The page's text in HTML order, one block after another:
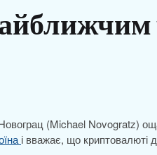
(Michael Novogratz)
і вважає, що криптовалюті